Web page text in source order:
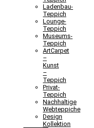
Ladenbau-
Teppich
Lounge-
Teppich
Museums-
Teppich
ArtCarpet
–
Kunst
–
Teppich
Privat-
Teppich
Nachhaltige
Webteppiche
Design
Kollektion